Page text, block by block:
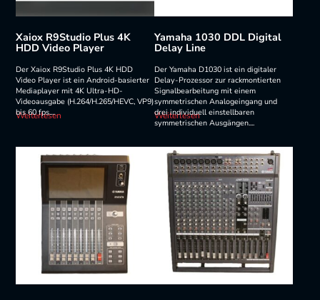
Xaiox R9Studio Plus 4K
HDD Video Player
Der Xaiox R9Studio Plus 4K HDD
Video Player ist ein Android-basierter
Mediaplayer mit 4K Ultra-HD-
Videoausgabe (H.264/H.265/HEVC, VP9)
bis 60 fps....
Weiterlesen
Yamaha 1030 DDL Digital
Delay Line
Der Yamaha D1030 ist ein digitaler
Delay-Prozessor zur rackmontierten
Signalbearbeitung mit einem
symmetrischen Analogeingang und
drei individuell einstellbaren
symmetrischen Ausgängen....
Weiterlesen